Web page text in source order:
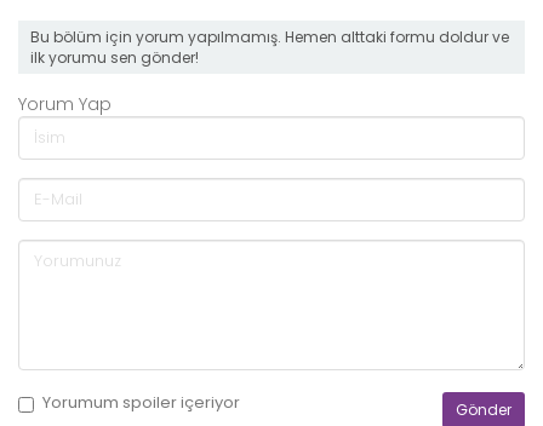
Bu bölüm için yorum yapılmamış. Hemen alttaki formu doldur ve
ilk yorumu sen gönder!
Yorum Yap
Yorumum spoileriçeriyor